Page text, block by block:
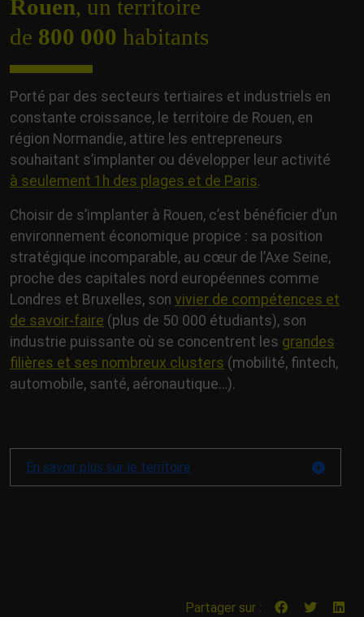
Rouen, un territoire
de 800 000 habitants
Porté par des secteurs tertiaires et industriels en
constante croissance, le territoire de Rouen, en
région Normandie, attire les entrepreneurs
souhaitant s’implanter ou développer leur activité
à seulement 1h des plages et de Paris.
Choisir de s’implanter à Rouen, c’est bénéficier d’un
environnement économique propice : sa position
stratégique incomparable, au cœur de l’Axe Seine,
proche des capitales nord européennes comme
Londres et Bruxelles, son vivier de compétences et
de savoir-faire (plus de 50 000 étudiants), son
industrie puissante où se concentrent les grandes
filières et ses nombreux clusters (mobilité, fintech,
automobile, santé, aéronautique…).
En savoir plus sur le territoire
Partager sur :